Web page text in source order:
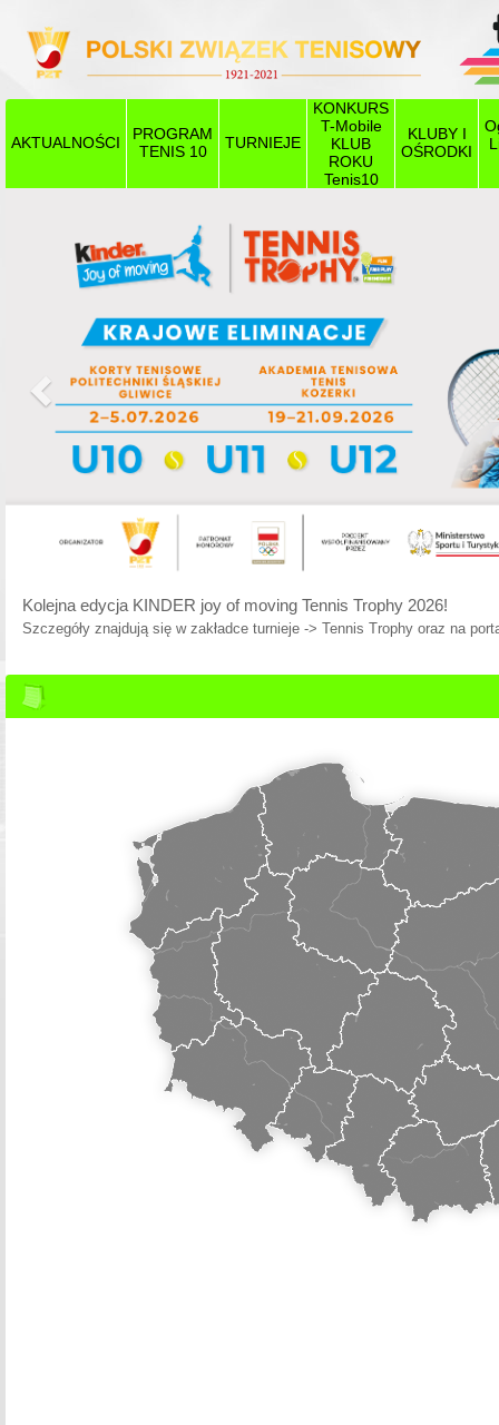
AKTUALNOŚCI
PROGRAM
TENIS 10
TURNIEJE
KONKURS
T-Mobile
KLUB
ROKU
Tenis10
KLUBY I
OŚRODKI
Poprzedni
Kolejna edycja KINDER joy of moving Tennis Trophy 2026!
Szczegóły znajdują się w zakładce turnieje -> Tennis Trophy oraz na